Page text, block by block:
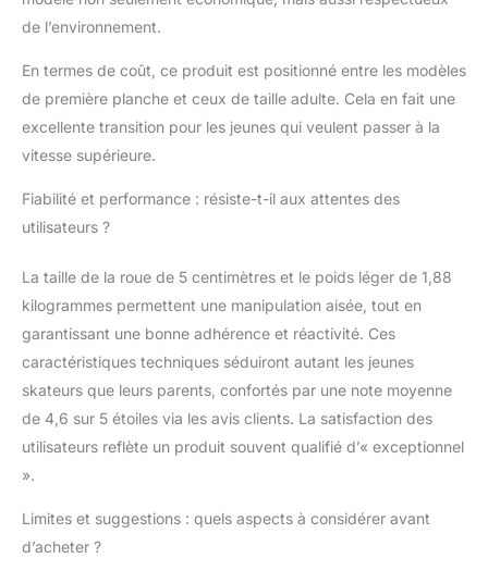
de l’environnement.
En termes de coût, ce produit est positionné entre les modèles
de première planche et ceux de taille adulte. Cela en fait une
excellente transition pour les jeunes qui veulent passer à la
vitesse supérieure.
Fiabilité et performance : résiste-t-il aux attentes des
utilisateurs ?
La taille de la roue de 5 centimètres et le poids léger de 1,88
kilogrammes permettent une manipulation aisée, tout en
garantissant une bonne adhérence et réactivité. Ces
caractéristiques techniques séduiront autant les jeunes
skateurs que leurs parents, confortés par une note moyenne
de 4,6 sur 5 étoiles via les avis clients. La satisfaction des
utilisateurs reflète un produit souvent qualifié d’« exceptionnel
».
Limites et suggestions : quels aspects à considérer avant
d’acheter ?